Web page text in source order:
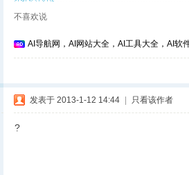
不喜欢说
AI导航网，AI网站大全，AI工具大全，AI软
发表于 2013-1-12 14:44 只看该作者
?